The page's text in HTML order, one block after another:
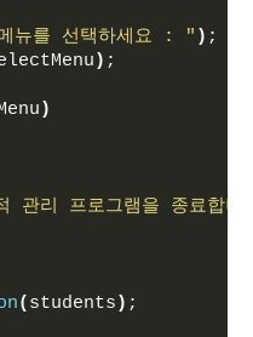
뉴를 선택하세요 : " ) ;
) ;
)
관리 프로그램을 종료합
( students ) ;